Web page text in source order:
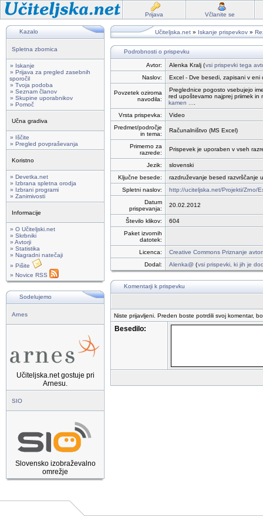
Prijava Včlanite se
Kazalo
Spletna zbornica
» Iskanje
» Prijava za pregled zasebnih
sporočil
» Tvoja podoba
» Seznam članov
» Skupine uporabnikov
» Pomoč
Učna gradiva
» Iščite
» Pregled povpraševanja
Koristno
» Devetka.net
» Izbrana spletna orodja
» Izbrani programi
» Zanimivosti
Informacije
» O Učiteljski.net
» Skrbniki
» Avtorji
» Statistika
» Nagradni natečaji
» Pišite
» Novice RSS
Sodelujemo
Arnes
Učiteljska.net gostuje pri
Arnesu.
SIO
Slovensko izobraževalno
omrežje
Učiteljska.net » Iskanje prispevkov »
Podrobnosti o prispevku
Avtor: Alenka Kralj (vsi prispevki tega
Naslov:
Excel - Dve besedi, zapisani v eni
Povzetek oziroma
navodila:
Preglednice pogosto vsebujejo
red upoštevamo najprej priimek
kamen ...
Vrsta prispevka:
Video
Predmet/področje
in tema:
Računalništvo (MS Excel)
Primerno za
razrede:
Prispevek je uporaben v vseh
Jezik:
slovenski
Ključne besede:
razdruževanje besed razvrščanje
Spletni naslov:
http://uciteljska.net/Projekti/Zrno/
Datum
prispevanja:
20.02.2012
Število klikov:
604
Paket izvornih
datotek:
Licenca:
Creative Commons Priznanje
Dodal:
Alenka@ (vsi prispevki, ki jih je
Komentarji k prispevku
Niste prijavljeni. Preden boste potrdili svoj komentar,
Besedilo: